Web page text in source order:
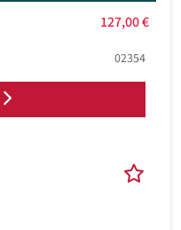
127,00 €
02354